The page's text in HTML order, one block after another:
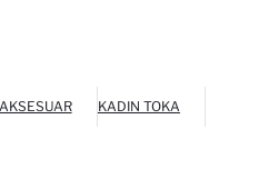
KADIN TOKA